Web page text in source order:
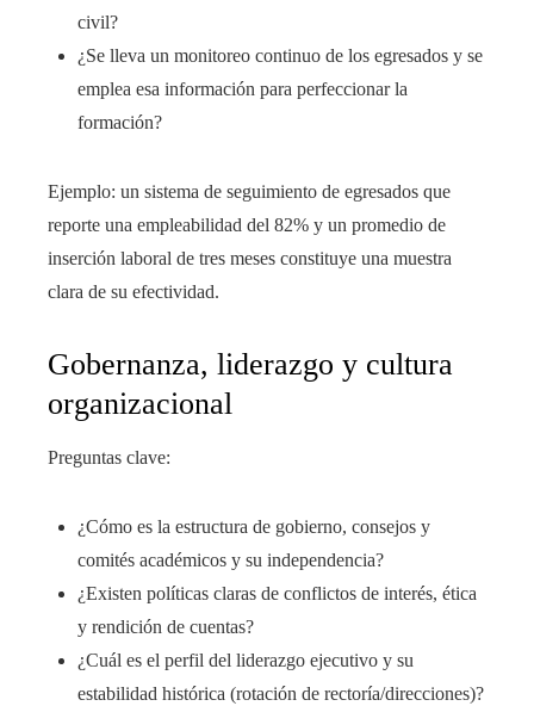
civil?
¿Se lleva un monitoreo continuo de los egresados y se
emplea esa información para perfeccionar la
formación?
Ejemplo: un sistema de seguimiento de egresados que
reporte una empleabilidad del 82% y un promedio de
inserción laboral de tres meses constituye una muestra
clara de su efectividad.
Gobernanza, liderazgo y cultura
organizacional
Preguntas clave:
¿Cómo es la estructura de gobierno, consejos y
comités académicos y su independencia?
¿Existen políticas claras de conflictos de interés, ética
y rendición de cuentas?
¿Cuál es el perfil del liderazgo ejecutivo y su
estabilidad histórica (rotación de rectoría/direcciones)?